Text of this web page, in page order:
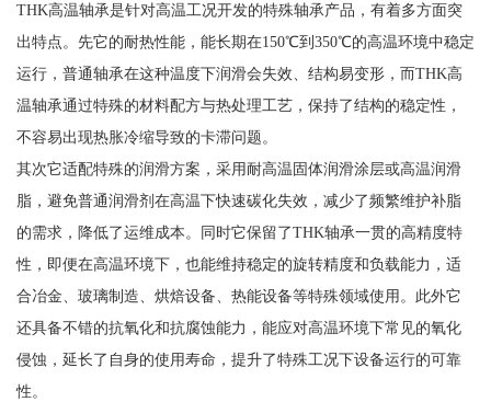
THK高温轴承是针对高温工况开发的特殊轴承产品，有着多方面突
出特点。先它的耐热性能，能长期在150℃到350℃的高温环境中稳定
运行，普通轴承在这种温度下润滑会失效、结构易变形，而THK高
温轴承通过特殊的材料配方与热处理工艺，保持了结构的稳定性，
不容易出现热胀冷缩导致的卡滞问题。
其次它适配特殊的润滑方案，采用耐高温固体润滑涂层或高温润滑
脂，避免普通润滑剂在高温下快速碳化失效，减少了频繁维护补脂
的需求，降低了运维成本。同时它保留了THK轴承一贯的高精度特
性，即便在高温环境下，也能维持稳定的旋转精度和负载能力，适
合冶金、玻璃制造、烘焙设备、热能设备等特殊领域使用。此外它
还具备不错的抗氧化和抗腐蚀能力，能应对高温环境下常见的氧化
侵蚀，延长了自身的使用寿命，提升了特殊工况下设备运行的可靠
性。